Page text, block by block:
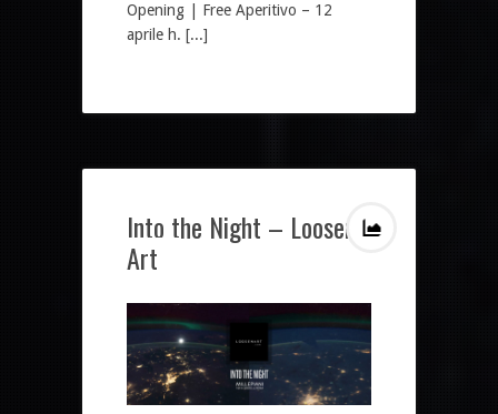
Opening | Free Aperitivo – 12
aprile h. [...]
Into the Night – Loosen
Art